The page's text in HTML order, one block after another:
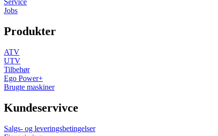
Service
Jobs
Produkter
ATV
UTV
Tilbehør
Ego Power+
Brugte maskiner
Kundeservivce
Salgs- og leveringsbetingelser